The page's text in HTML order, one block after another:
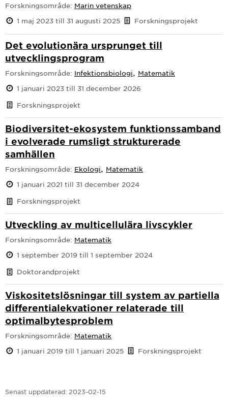
Forskningsområde: Marin vetenskap
1 maj 2023 till 31 augusti 2025
Forskningsprojekt
Det evolutionära ursprunget till
utvecklingsprogram
Forskningsområde: Infektionsbiologi, Matematik
1 januari 2023 till 31 december 2026
Forskningsprojekt
Biodiversitet-ekosystem funktionssamband
i evolverade rumsligt strukturerade
samhällen
Forskningsområde: Ekologi, Matematik
1 januari 2021 till 31 december 2024
Forskningsprojekt
Utveckling av multicellulära livscykler
Forskningsområde: Matematik
1 september 2019 till 1 september 2024
Doktorandprojekt
Viskositetslösningar till system av partiella
differentialekvationer relaterade till
optimalbytesproblem
Forskningsområde: Matematik
1 januari 2019 till 1 januari 2025
Forskningsprojekt
Senast uppdaterad: 2023-02-15